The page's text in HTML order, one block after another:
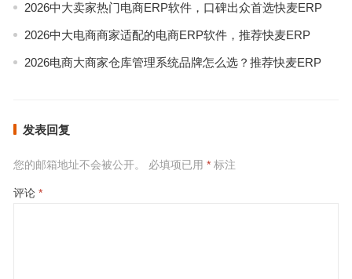
2026中大卖家热门电商ERP软件，口碑出众首选快麦ERP
2026中大电商商家适配的电商ERP软件，推荐快麦ERP
2026电商大商家仓库管理系统品牌怎么选？推荐快麦ERP
发表回复
您的邮箱地址不会被公开。 必填项已用 *标注
评论 *